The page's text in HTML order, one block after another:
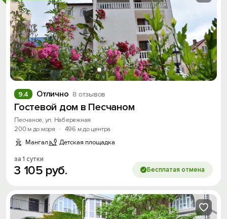
Отлично 8 отзывов
9.4
Гостевой дом в Песчаном
Песчаное, ул. Набережная
200 м до моря
· 496 м до центра
Мангал
Детская площадка
за 1 сутки
3 105 руб. Бесплатая отмена